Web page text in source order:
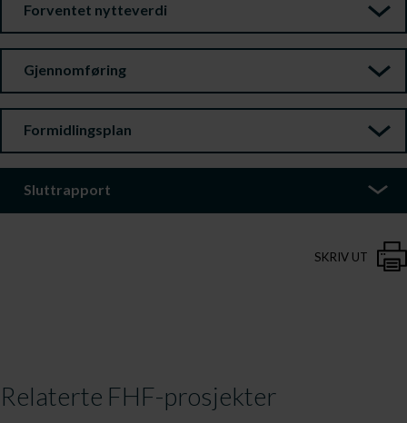
Forventet nytteverdi
Gjennomføring
Formidlingsplan
Sluttrapport
SKRIV UT
Relaterte FHF-prosjekter